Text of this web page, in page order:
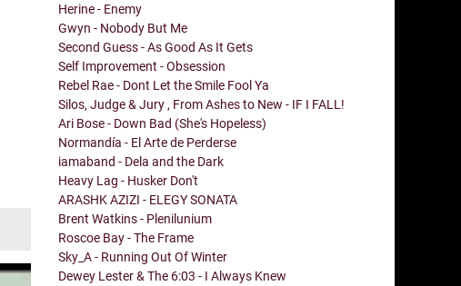
Herine - Enemy
Gwyn - Nobody But Me
Second Guess - As Good As It Gets
Self Improvement - Obsession
Rebel Rae - Dont Let the Smile Fool Ya
Silos, Judge & Jury , From Ashes to New - IF I FALL!
Ari Bose - Down Bad (She's Hopeless)
Normandía - El Arte de Perderse
iamaband - Dela and the Dark
Heavy Lag - Husker Don't
ARASHK AZIZI - ELEGY SONATA
Brent Watkins - Plenilunium
Roscoe Bay - The Frame
Sky_A - Running Out Of Winter
Dewey Lester & The 6:03 - I Always Knew